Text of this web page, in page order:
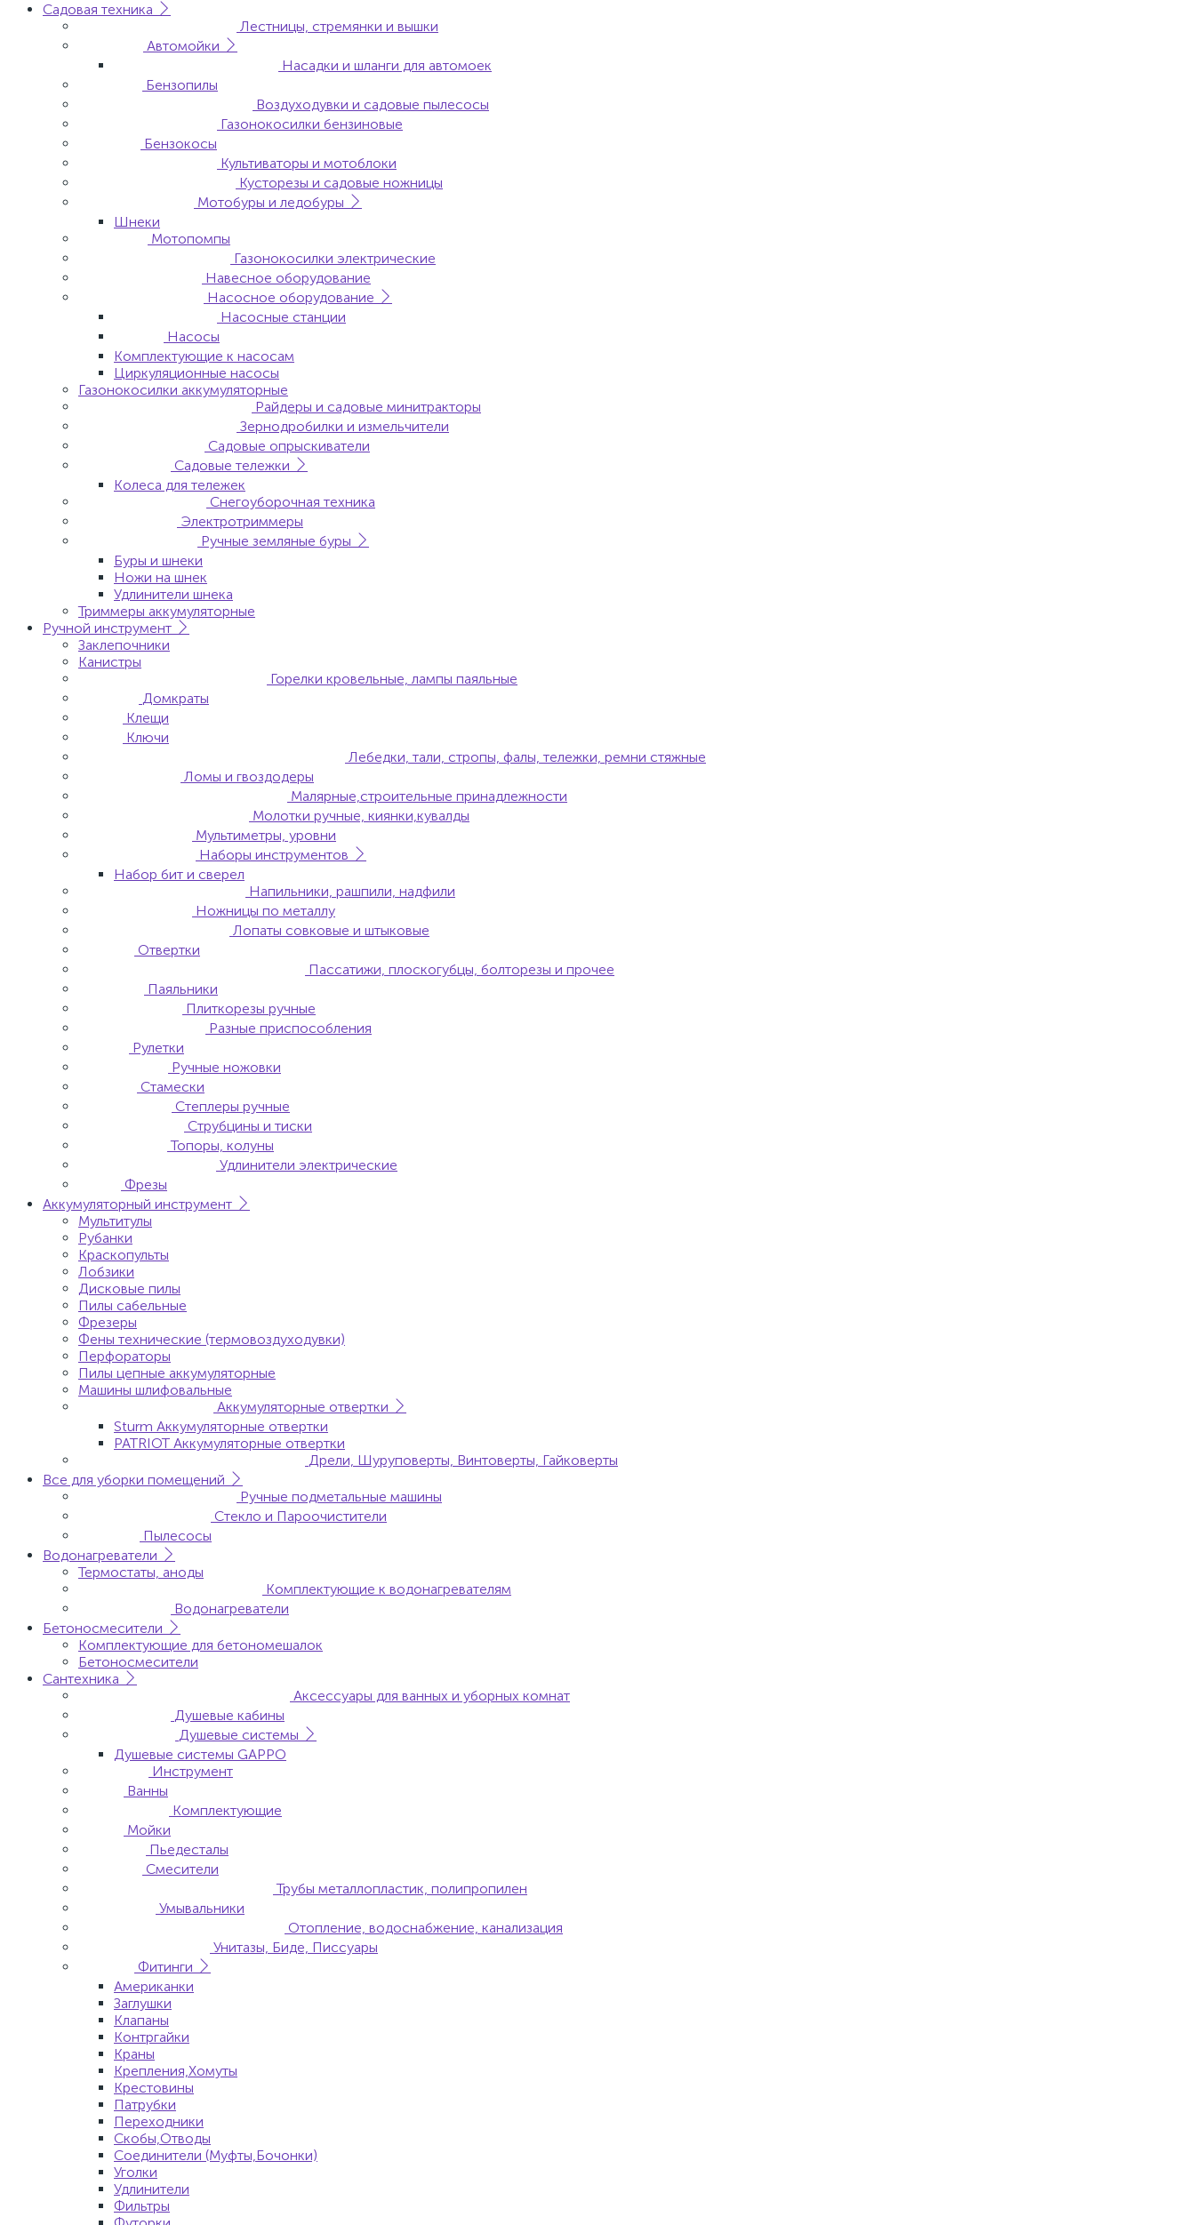
Садовая техника
Лестницы, стремянки и вышки
Автомойки
Насадки и шланги для автомоек
Бензопилы
Воздуходувки и садовые пылесосы
Газонокосилки бензиновые
Бензокосы
Культиваторы и мотоблоки
Кусторезы и садовые ножницы
Мотобуры и ледобуры
Шнеки
Мотопомпы
Газонокосилки электрические
Навесное оборудование
Насосное оборудование
Насосные станции
Насосы
Комплектующие к насосам
Циркуляционные насосы
Газонокосилки аккумуляторные
Райдеры и садовые минитракторы
Зернодробилки и измельчители
Садовые опрыскиватели
Садовые тележки
Колеса для тележек
Снегоуборочная техника
Электротриммеры
Ручные земляные буры
Буры и шнеки
Ножи на шнек
Удлинители шнека
Триммеры аккумуляторные
Ручной инструмент
Заклепочники
Канистры
Горелки кровельные, лампы паяльные
Домкраты
Клещи
Ключи
Лебедки, тали, стропы, фалы, тележки, ремни стяжные
Ломы и гвоздодеры
Малярные,строительные принадлежности
Молотки ручные, киянки,кувалды
Мультиметры, уровни
Наборы инструментов
Набор бит и сверел
Напильники, рашпили, надфили
Ножницы по металлу
Лопаты совковые и штыковые
Отвертки
Пассатижи, плоскогубцы, болторезы и прочее
Паяльники
Плиткорезы ручные
Разные приспособления
Рулетки
Ручные ножовки
Стамески
Степлеры ручные
Струбцины и тиски
Топоры, колуны
Удлинители электрические
Фрезы
Аккумуляторный инструмент
Мультитулы
Рубанки
Краскопульты
Лобзики
Дисковые пилы
Пилы сабельные
Фрезеры
Фены технические (термовоздуходувки)
Перфораторы
Пилы цепные аккумуляторные
Машины шлифовальные
Аккумуляторные отвертки
Sturm Аккумуляторные отвертки
PATRIOT Аккумуляторные отвертки
Дрели, Шуруповерты, Винтоверты, Гайковерты
Все для уборки помещений
Ручные подметальные машины
Стекло и Пароочистители
Пылесосы
Водонагреватели
Термостаты, аноды
Комплектующие к водонагревателям
Водонагреватели
Бетоносмесители
Комплектующие для бетономешалок
Бетоносмесители
Сантехника
Аксессуары для ванных и уборных комнат
Душевые кабины
Душевые системы
Душевые системы GAPPO
Инструмент
Ванны
Комплектующие
Мойки
Пьедесталы
Смесители
Трубы металлопластик, полипропилен
Умывальники
Отопление, водоснабжение, канализация
Унитазы, Биде, Писсуары
Фитинги
Американки
Заглушки
Клапаны
Контргайки
Краны
Крепления,Хомуты
Крестовины
Патрубки
Переходники
Скобы,Отводы
Соединители (Муфты,Бочонки)
Уголки
Удлинители
Фильтры